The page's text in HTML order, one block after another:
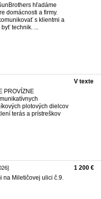
hľadáme
domácnosti a firmy.
s klientmi a
technik. ...
PROVÍZNE
plotových dielcov
terás a prístreškov
V texte
na Miletičovej ulici č.9.
1 200 €